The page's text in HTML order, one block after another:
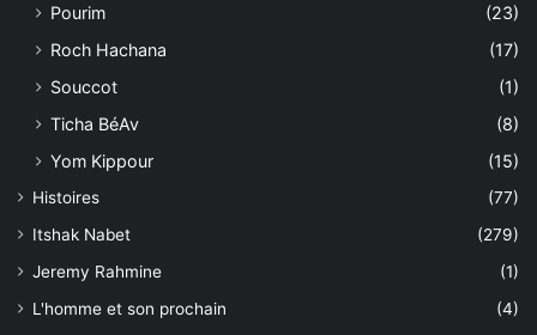
Pourim
(23)
Roch Hachana
(17)
Souccot
(1)
Ticha BéAv
(8)
Yom Kippour
(15)
Histoires
(77)
Itshak Nabet
(279)
Jeremy Rahmine
(1)
L'homme et son prochain
(4)